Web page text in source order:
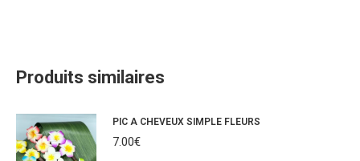
Produits similaires
PIC A CHEVEUX SIMPLE FLEURS
7.00€